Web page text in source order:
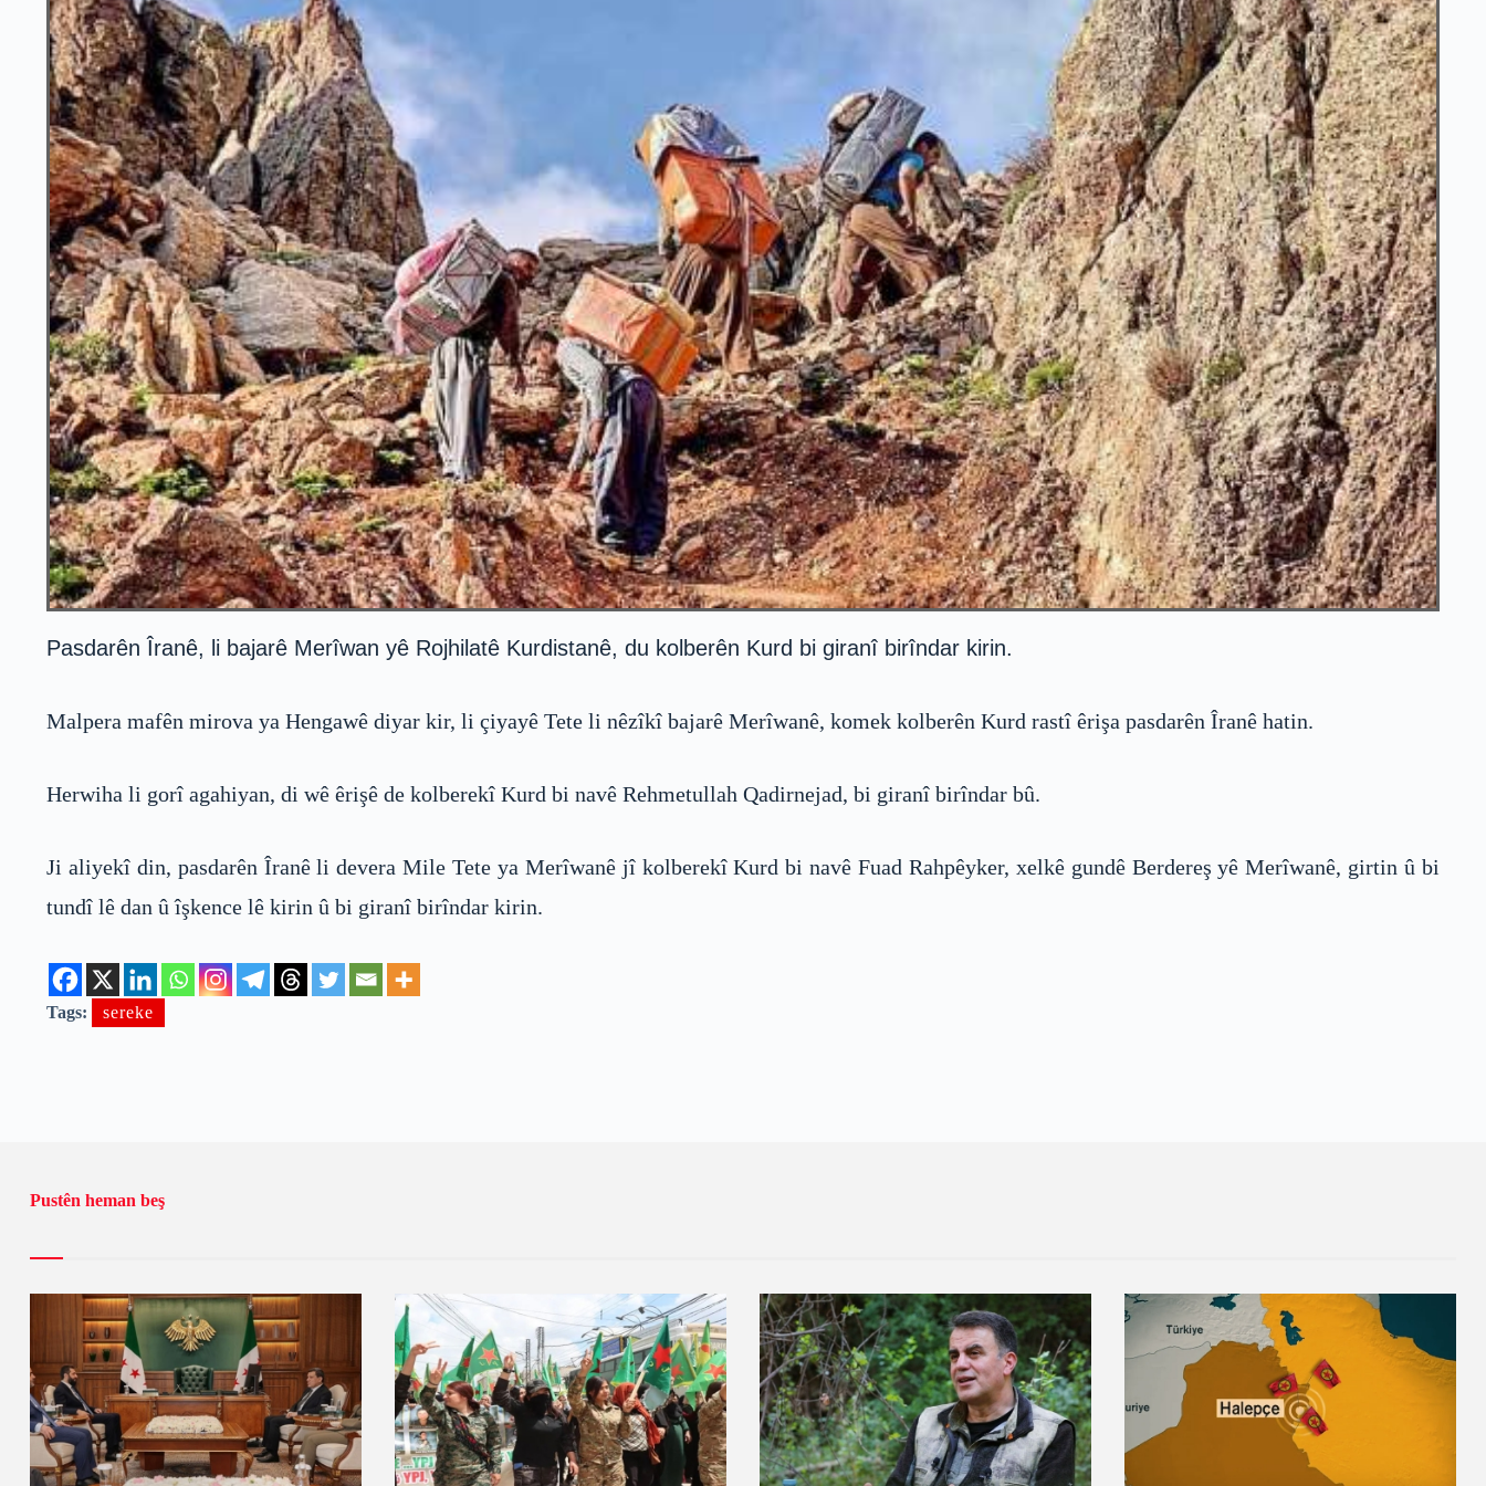
Pasdarên Îranê, li bajarê Merîwan yê Rojhilatê Kurdistanê, du kolberên Kurd bi giranî birîndar kirin.
Malpera mafên mirova ya Hengawê diyar kir, li çiyayê Tete li nêzîkî bajarê Merîwanê, komek kolberên Kurd rastî êrişa pasdarên Îranê hatin.
Herwiha li gorî agahiyan, di wê êrişê de kolberekî Kurd bi navê Rehmetullah Qadirnejad, bi giranî birîndar bû.
Ji aliyekî din, pasdarên Îranê li devera Mile Tete ya Merîwanê jî kolberekî Kurd bi navê Fuad Rahpêyker, xelkê gundê Berdereş yê Merîwanê, girtin û bi
tundî lê dan û îşkence lê kirin û bi giranî birîndar kirin.
Tags: sereke
Pustên heman beş